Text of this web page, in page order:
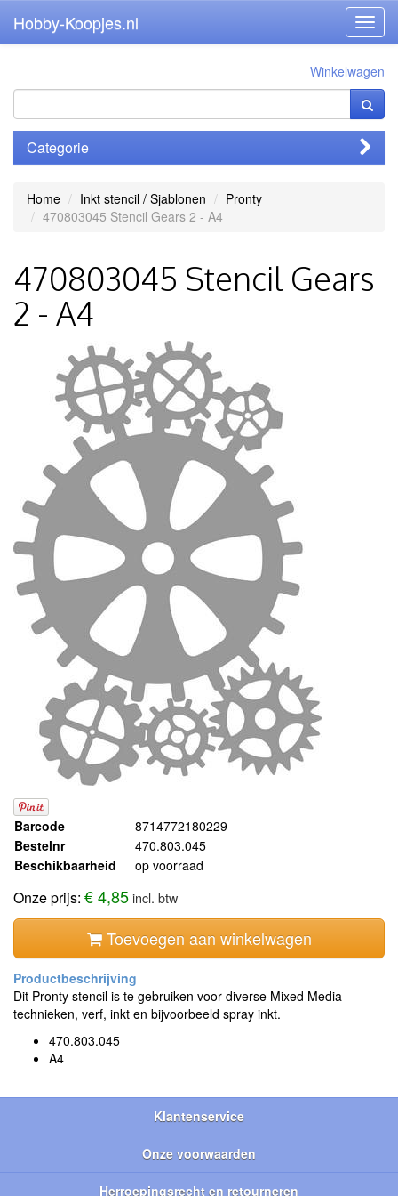
Hobby-Koopjes.nl
Winkelwagen
Categorie
Home Inkt stencil / Sjablonen
Pronty
470803045 Stencil Gears 2 - A4
470803045 Stencil Gears
2 - A4
Barcode
8714772180229
Bestelnr
470.803.045
Beschikbaarheid
op voorraad
Onze prijs: € 4,85incl. btw
Toevoegen aan winkelwagen
Dit Pronty stencil is te gebruiken voor diverse Mixed Media
technieken, verf, inkt en bijvoorbeeld spray inkt.
470.803.045
A4
Klantenservice
Onze voorwaarden
Herroepingsrecht en retourneren